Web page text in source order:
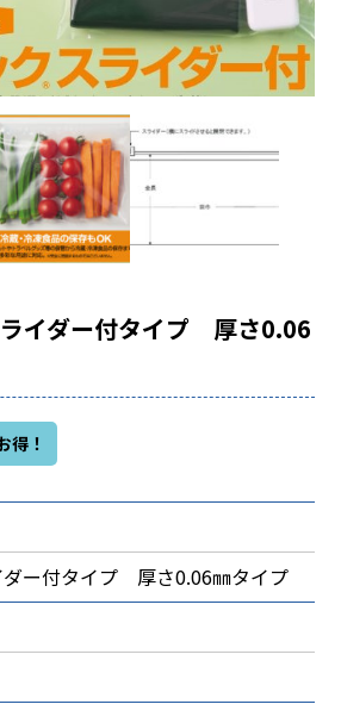
イダー付タイプ 厚さ0.06
得！
ー付タイプ 厚さ0.06㎜タイプ